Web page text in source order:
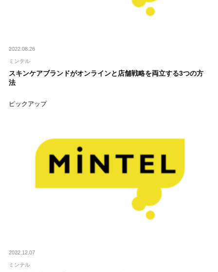
2022.08.26
ミンテル
スキンケアブランドがオンラインと店舗戦略を両立する3つの方
法
ピックアップ
2022.12.07
ミンテル